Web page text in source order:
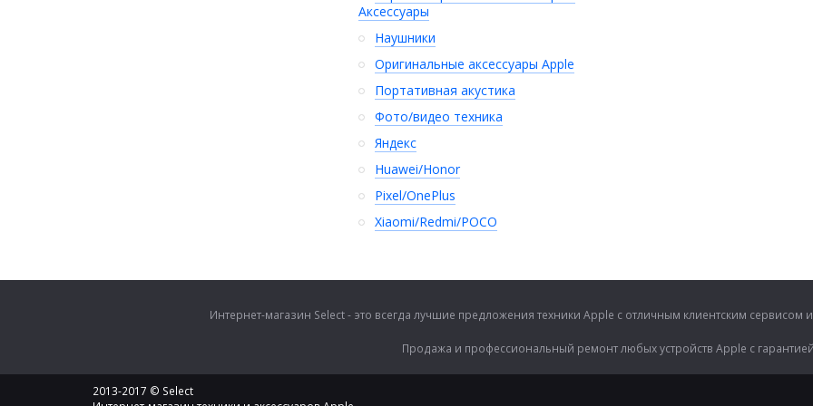
Аксессуары
Наушники
Оригинальные аксессуары Apple
Портативная акустика
Фото/видео техника
Яндекс
Huawei/Honor
Pixel/OnePlus
Xiaomi/Redmi/POCO
Интернет-магазин Select - это всегда лучшие предложения техники Apple с отличным клиентским
Продажа и профессиональный ремонт любых устройств Apple с
2013-2017 © Select